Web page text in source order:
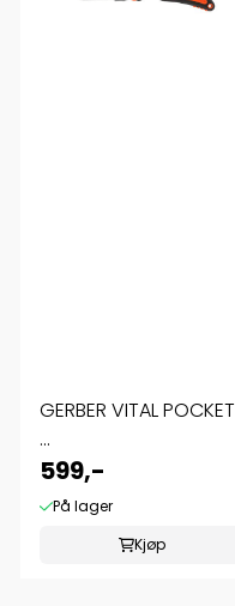
GERBER VITAL POCKET
...
599,-
På lager
Kjøp